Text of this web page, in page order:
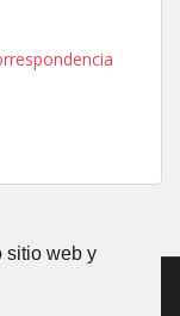
sitio web y
temas de trabajo